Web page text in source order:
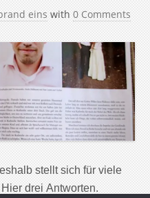
eins with 0 Comments
stellt sich für viele
drei Antworten.